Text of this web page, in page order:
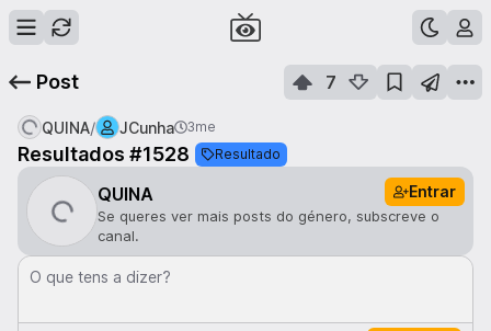
Post 7
QUINA/ JCunha 3me
Resultados #1528 Resultado
QUINA Entrar
Se queres ver mais posts do género, subscreve o
canal.
O que tens a dizer?